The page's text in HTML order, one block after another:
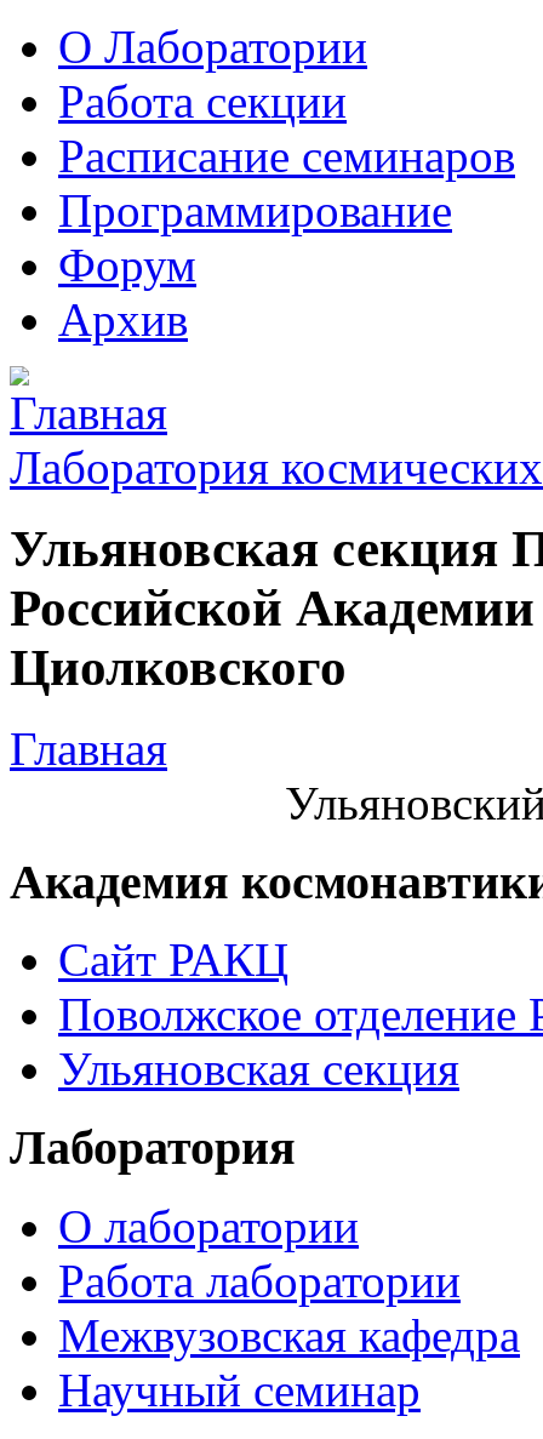
О Лаборатории
Работа секции
Расписание семинаров
Программирование
Форум
Архив
Лаборатория
Ульяновская секция
Российской
Циолковского
Главная
Академия
Сайт РАКЦ
Поволжское
Ульяновская секция
Лаборатория
О лаборатории
Работа лаборатории
Межвузовская кафедра
Научный семинар